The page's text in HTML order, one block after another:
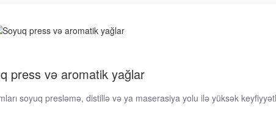
press və aromatik yağlar
soyuq presləmə, distillə və ya maserasiya yolu ilə yüksək